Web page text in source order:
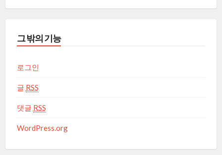
그 밖의 기능
로그인
글 RSS
댓글 RSS
WordPress.org